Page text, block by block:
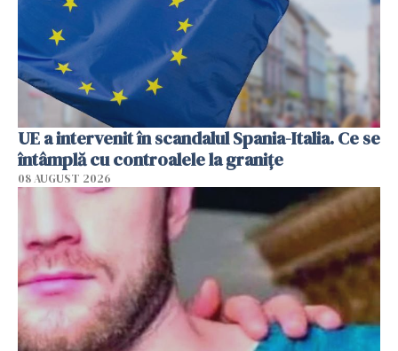
UE a intervenit în scandalul Spania-Italia. Ce se
întâmplă cu controalele la granițe
08 AUGUST 2026